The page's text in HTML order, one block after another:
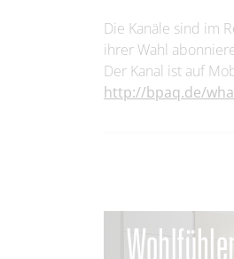
Die Kanäle sind im
ihrer Wahl
Der Kanal ist auf
http://bpaq.de/